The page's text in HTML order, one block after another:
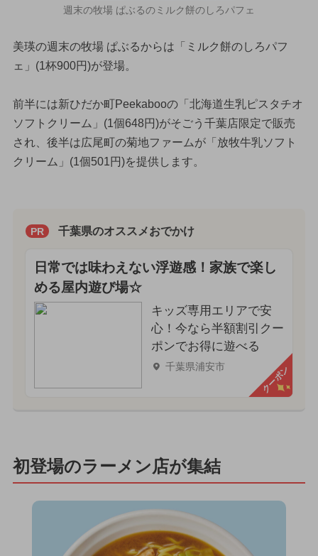
週末の牧場 ぱぶるのミルク餅のしろパフェ
美瑛の週末の牧場 ぱぶるからは「ミルク餅のしろパフ
ェ」(1杯900円)が登場。
前半には新ひだか町Peekabooの「北海道生乳ピスタチオ
ソフトクリーム」(1個648円)がそごう千葉店限定で販売
され、後半は広尾町の菊地ファームが「放牧牛乳ソフト
クリーム」(1個501円)を提供します。
PR 千葉県のオススメおでかけ
日常では味わえない浮遊感！家族で楽し
める屋内遊び場☆
キッズ専用エリアで安
心！今なら半額割引クー
ポンでお得に遊べる
千葉県浦安市 クーポン
初登場のラーメン店が集結